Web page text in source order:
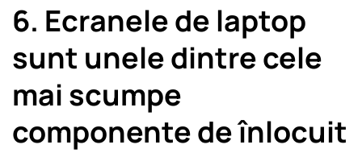
6. Ecranele de laptop
sunt unele dintre cele
mai scumpe
componente de înlocuit